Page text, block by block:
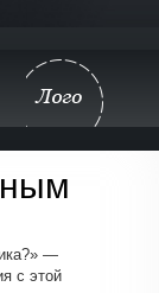
—
с этой